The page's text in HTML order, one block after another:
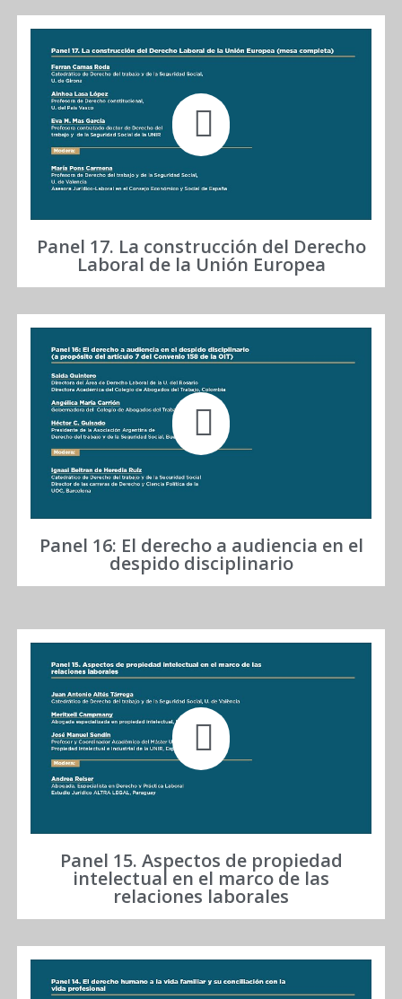
Panel 17. La construcción del Derecho
Laboral de la Unión Europea
Panel 16: El derecho a audiencia en el
despido disciplinario
Panel 15. Aspectos de propiedad
intelectual en el marco de las
relaciones laborales